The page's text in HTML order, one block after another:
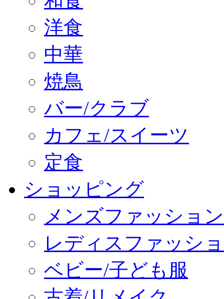
洋食
中華
焼鳥
バー/クラブ
カフェ/スイーツ
定食
ショッピング
メンズファッション
レディスファッシ
ベビー/子ども服